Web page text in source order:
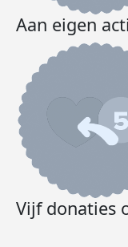
Aan eigen
Vijf donaties